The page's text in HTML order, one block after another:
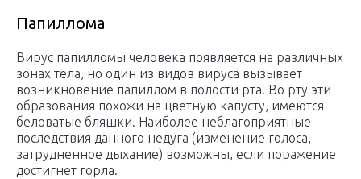
Папиллома
Вирус папилломы человека появляется на различных
зонах тела, но один из видов вируса вызывает
возникновение папиллом в полости рта. Во рту эти
образования похожи на цветную капусту, имеются
беловатые бляшки. Наиболее неблагоприятные
последствия данного недуга (изменение голоса,
затрудненное дыхание) возможны, если поражение
достигнет горла.